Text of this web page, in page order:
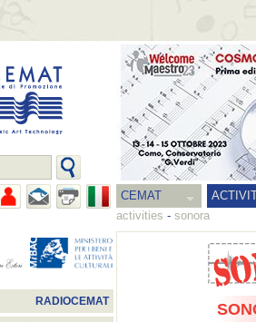
CEMAT
activities - sonora
RADIOCEMAT